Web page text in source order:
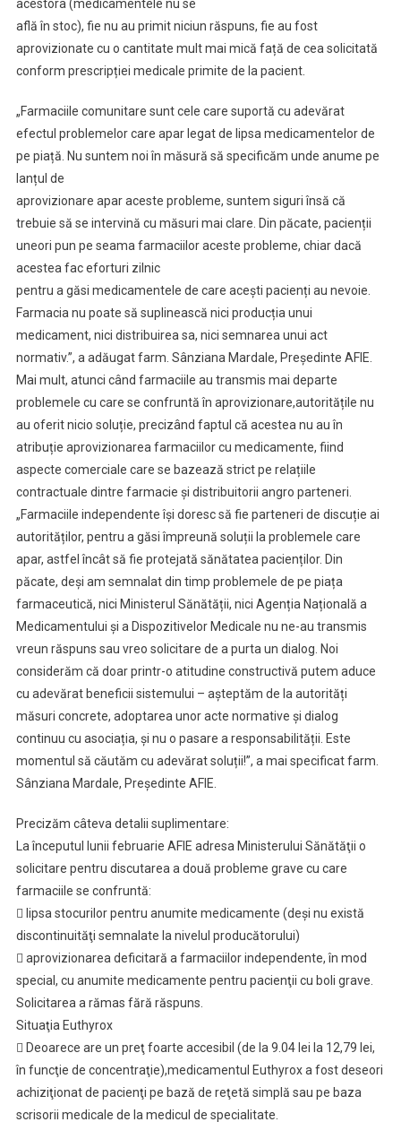
acestora (medicamentele nu se
află în stoc), fie nu au primit niciun răspuns, fie au fost
aprovizionate cu o cantitate mult mai mică față de cea solicitată
conform prescripției medicale primite de la pacient.
„Farmaciile comunitare sunt cele care suportă cu adevărat
efectul problemelor care apar legat de lipsa medicamentelor de
pe piață. Nu suntem noi în măsură să specificăm unde anume pe
lanțul de
aprovizionare apar aceste probleme, suntem siguri însă că
trebuie să se intervină cu măsuri mai clare. Din păcate, pacienții
uneori pun pe seama farmaciilor aceste probleme, chiar dacă
acestea fac eforturi zilnic
pentru a găsi medicamentele de care acești pacienți au nevoie.
Farmacia nu poate să suplinească nici producția unui
medicament, nici distribuirea sa, nici semnarea unui act
normativ.”, a adăugat farm. Sânziana Mardale, Președinte AFIE.
Mai mult, atunci când farmaciile au transmis mai departe
problemele cu care se confruntă în aprovizionare,autoritățile nu
au oferit nicio soluție, precizând faptul că acestea nu au în
atribuție aprovizionarea farmaciilor cu medicamente, fiind
aspecte comerciale care se bazează strict pe relațiile
contractuale dintre farmacie și distribuitorii angro parteneri.
„Farmaciile independente își doresc să fie parteneri de discuție ai
autorităților, pentru a găsi împreună soluții la problemele care
apar, astfel încât să fie protejată sănătatea pacienților. Din
păcate, deși am semnalat din timp problemele de pe piața
farmaceutică, nici Ministerul Sănătății, nici Agenția Națională a
Medicamentului și a Dispozitivelor Medicale nu ne-au transmis
vreun răspuns sau vreo solicitare de a purta un dialog. Noi
considerăm că doar printr-o atitudine constructivă putem aduce
cu adevărat beneficii sistemului – așteptăm de la autorități
măsuri concrete, adoptarea unor acte normative și dialog
continuu cu asociația, și nu o pasare a responsabilității. Este
momentul să căutăm cu adevărat soluții!”, a mai specificat farm.
Sânziana Mardale, Președinte AFIE.
Precizăm câteva detalii suplimentare:
La începutul lunii februarie AFIE adresa Ministerului Sănătăţii o
solicitare pentru discutarea a două probleme grave cu care
farmaciile se confruntă:
 lipsa stocurilor pentru anumite medicamente (deşi nu există
discontinuităţi semnalate la nivelul producătorului)
 aprovizionarea deficitară a farmaciilor independente, în mod
special, cu anumite medicamente pentru pacienţii cu boli grave.
Solicitarea a rămas fără răspuns.
Situaţia Euthyrox
 Deoarece are un preţ foarte accesibil (de la 9.04 lei la 12,79 lei,
în funcţie de concentraţie),medicamentul Euthyrox a fost deseori
achiziţionat de pacienţi pe bază de reţetă simplă sau pe baza
scrisorii medicale de la medicul de specialitate.